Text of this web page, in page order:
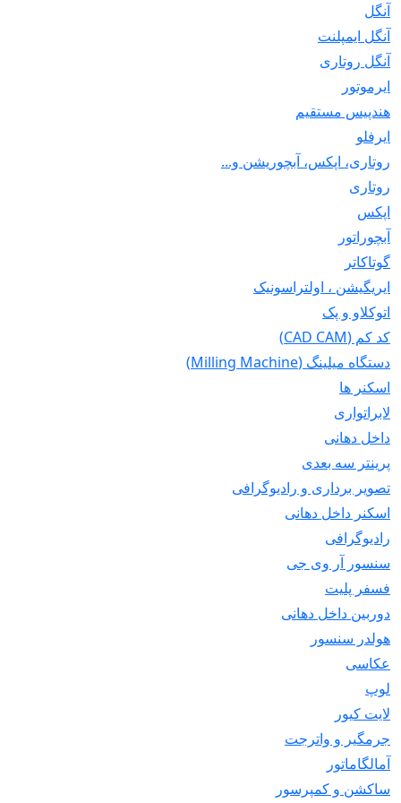
آنگل
آنگل ایمپلنت
آنگل روتاری
ایرموتور
هندپیس مستقیم
ایرفلو
روتاری، اپکس، آبچوریشن و...
روتاری
اپکس
آبچوراتور
گوتاکاتر
ایریگیشن ، اولتراسونیک
اتوکلاو و پک
کد کم (CAD CAM)
دستگاه میلینگ (Milling Machine)
اسکنر ها
لابراتواری
داخل دهانی
پرینتر سه بعدی
تصویر برداری و رادیوگرافی
اسکنر داخل دهانی
رادیوگرافی
سنسور آر وی جی
فسفر پلیت
دوربین داخل دهانی
هولدر سنسور
عکاسی
لوپ
لایت کیور
جرمگیر و واترجت
آمالگاماتور
ساکشن و کمپرسور